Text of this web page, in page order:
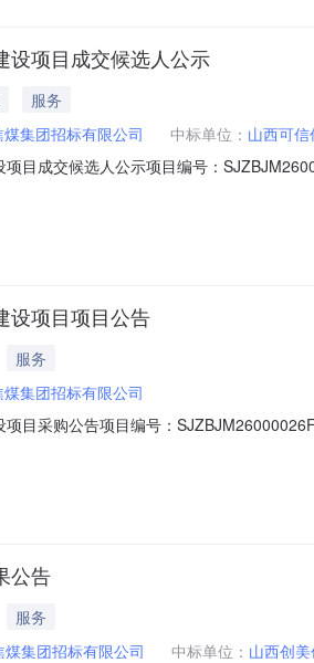
设项目成交候选人公示
服务
煤集团招标有限公司 中标单位： 山西可
目成交候选人公示项目编号：
息科技有限公司2济南恒大视讯科技有
设项目项目公告
服务
煤集团招标有限公司
目采购公告项目编号：
采购人：山西焦煤集团招标有限公司1.3
公告
服务
煤集团招标有限公司 中标单位： 山西创